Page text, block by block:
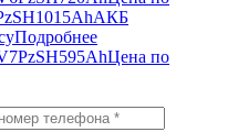
АКБ
Подробнее
Цена по